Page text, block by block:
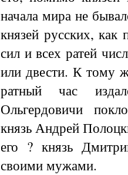
начала мира не
князей русских,
сил и всех ратей
или двести. К тому
ратный час
Ольгердовичи
князь Андрей
его ? князь
своими мужами.